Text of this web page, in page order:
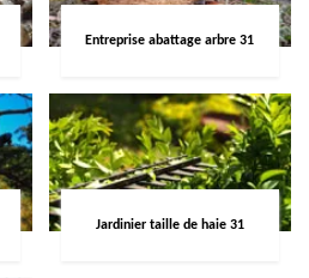
Entreprise abattage arbre 31
Jardinier taille de haie 31